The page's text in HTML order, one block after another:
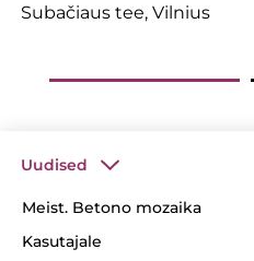
Subačiaus tee, Vilnius
Uudised
Meist. Betono mozaika
Kasutajale